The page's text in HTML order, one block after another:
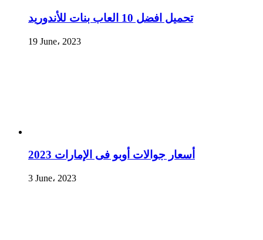
تحميل افضل 10 العاب بنات للأندوريد
19 June، 2023
أسعار جوالات أوبو فى الإمارات 2023
3 June، 2023